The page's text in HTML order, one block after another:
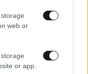
web or
or app.